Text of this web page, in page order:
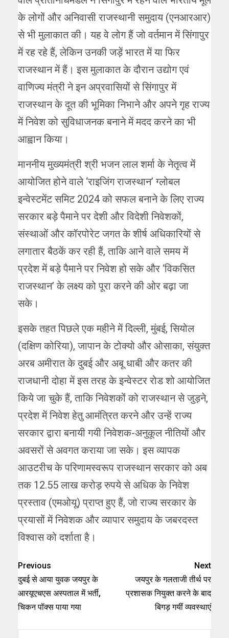
के लोगों और अनिवासी राजस्थानी समुदाय (एनआरआर)
से भी मुलाकात की। यह वे लोग हैं जो वर्तमान में सिंगापुर
में रह रहे हैं, लेकिन उनकी जड़ें भारत में या फिर
राजस्थान में हैं। इस मुलाकात के दौरान उद्योग एवं
वाणिज्य मंत्री ने इन अप्रवासियों से सिंगापुर में
राजस्थान के दूत की भूमिका निभाने और अपने गृह राज्य
में निवेश को सुविधाजनक बनाने में मदद करने का भी
आह्वान किया।
माननीय मुख्यमंत्री श्री भजन लाल शर्मा के नेतृत्व में
आयोजित होने वाले ‘राइजिंग राजस्थान’ ग्लोबल
इन्वेस्टमेंट समिट 2024 को सफल बनाने के लिए राज्य
सरकार बड़े पैमाने पर देशी और विदेशी निवेशकों,
संस्थाओं और कॉरपोरेट जगत के शीर्ष अधिकारियों से
लगातार बैठकें कर रही हैं, ताकि आने वाले समय में
प्रदेश में बड़े पैमाने पर निवेश हो सके और ‘विकसित
राजस्थान’ के लक्ष्य को पूरा करने की ओर बढ़ा जा
सके।
इसके तहत पिछले एक महीने में दिल्ली, मुंबई, सियोल
(दक्षिण कोरिया), जापान के टोक्यो और ओसाका, संयुक्त
अरब अमीरात के दुबई और अबू धाबी और कतर की
राजधानी दोहा में इस तरह के इन्वेस्टर रोड शो आयोजित
किये जा चुके हैं, ताकि निवेशकों को राजस्थान से जुड़ने,
प्रदेश में निवेश हेतु आमंत्रित करने और उन्हें राज्य
सरकार द्वारा बनायी गयी निवेशक-अनुकूल नीतियों और
अवसरों से अवगत कराया जा सके। इस व्यापक
आउटरीच के परिणामस्वरूप राजस्थान सरकार को अब
तक 12.55 लाख करोड़ रुपये से अधिक के निवेश
प्रस्ताव (एमओयू) प्राप्त हुए हैं, जो राज्य सरकार के
प्रयासों में निवेशक और व्यापार समुदाय के जबरदस्त
विश्वास को दर्शाता है।
Previous
दुबई से आया युवक जयपुर के
आरयूएचएस अस्पताल में भर्ती,
चिकन पॉक्स पाया गया
Next
जयपुर के गलताजी तीर्थ पर
प्रशासक नियुक्त करने के बाद
बिगड़ गयीं व्यवस्थाएं